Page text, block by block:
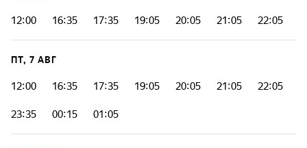
12:00 16:35 17:35 19:05 20:05 21:05 22:05
ПТ, 7 АВГ
12:00 16:35 17:35 19:05 20:05 21:05 22:05
23:35 00:15 01:05